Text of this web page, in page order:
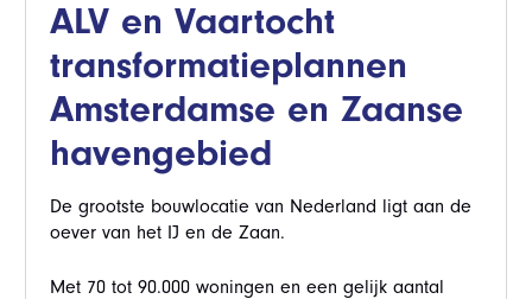
ALV en Vaartocht
transformatieplannen
Amsterdamse en Zaanse
havengebied
De grootste bouwlocatie van Nederland ligt aan de
oever van het IJ en de Zaan.
Met 70 tot 90.000 woningen en een gelijk aantal